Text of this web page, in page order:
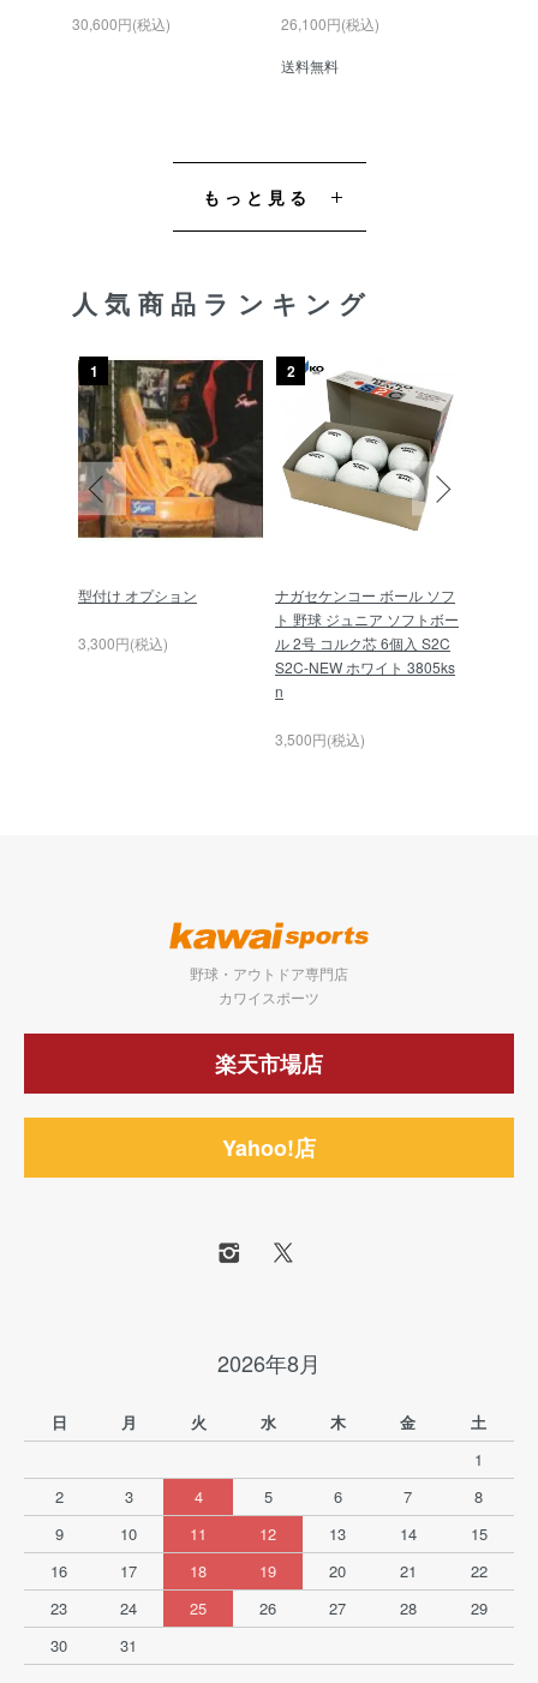
30,600円(税込) 26,100円(税込)
送料無料
もっと見る
人気商品ランキング
1
型付け オプション
3,300円(税込)
2
ナガセケンコー ボール ソフ
ト 野球 ジュニア ソフトボー
ル 2号 コルク芯 6個入 S2C
S2C-NEW ホワイト 3805ks
n
3,500円(税込)
野球・アウトドア専門店
カワイスポーツ
楽天市場店
Yahoo!店
2026年8月
日 月 火 水 木 金
土
1
2
3 4 5 6 7
8
9
10 11 12 13 14
15
16
17 18 19 20 21
22
23
24 25 26 27 28
29
30
31